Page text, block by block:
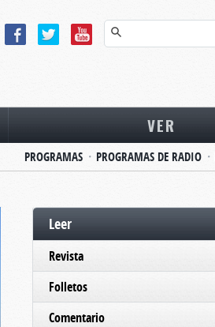
VER
PROGRAMAS PROGRAMAS DE RADIO
Leer
Revista
Folletos
Comentario